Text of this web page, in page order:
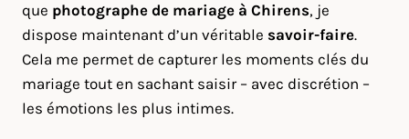
que photographe de mariage à Chirens, je
dispose maintenant d’un véritable savoir-faire.
Cela me permet de capturer les moments clés du
mariage tout en sachant saisir – avec discrétion –
les émotions les plus intimes.